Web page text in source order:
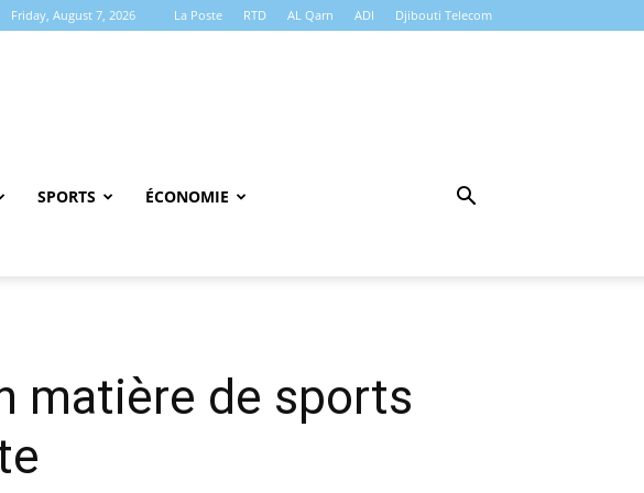
Friday, August 7, 2026 La Poste RTD AL Qarn ADI Djibouti Telecom
SPORTS ÉCONOMIE
matière de sports